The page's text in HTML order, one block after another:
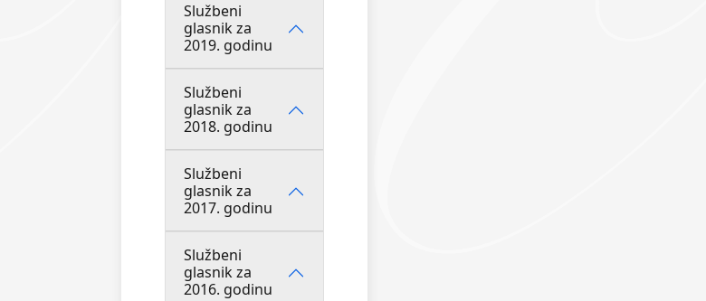
Službeni
glasnik za
2019. godinu
Službeni
glasnik za
2018. godinu
Službeni
glasnik za
2017. godinu
Službeni
glasnik za
2016. godinu